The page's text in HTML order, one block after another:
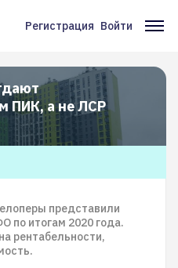
Меню
учётной
записи
пользователя
Регистрация Войти
ПИК, а не ЛСР
представили
по итогам 2020 года.
рентабельности,